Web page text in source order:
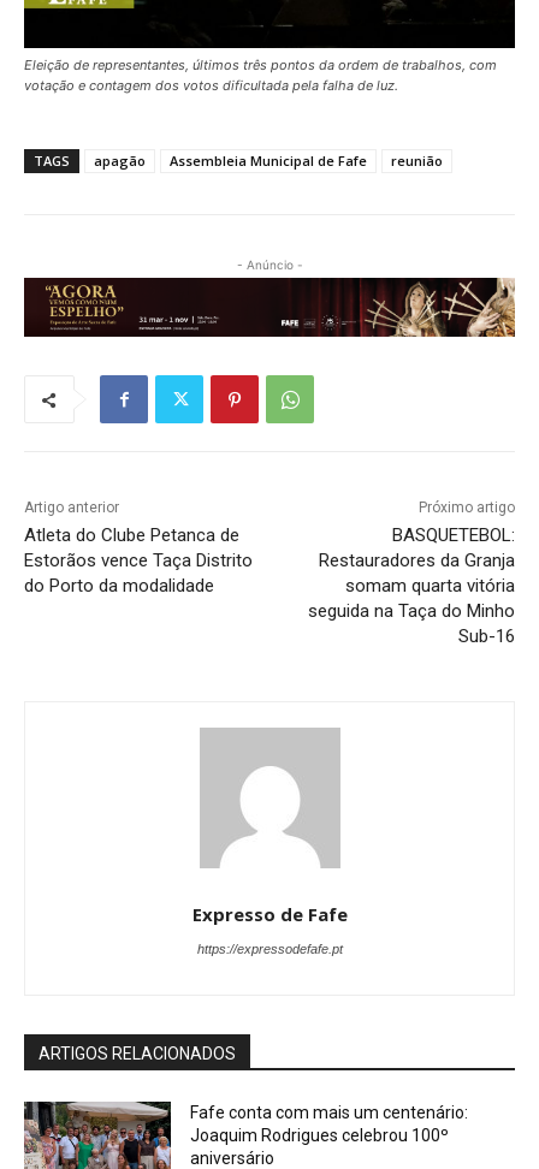
Eleição de representantes, últimos três pontos da ordem de trabalhos, com
votação e contagem dos votos dificultada pela falha de luz.
TAGS apagão Assembleia Municipal de Fafe reunião
- Anúncio -
Artigo anterior
Atleta do Clube Petanca de
Estorãos vence Taça Distrito
do Porto da modalidade
Próximo artigo
BASQUETEBOL:
Restauradores da Granja
somam quarta vitória
seguida na Taça do Minho
Sub-16
Expresso de Fafe
https://expressodefafe.pt
ARTIGOS RELACIONADOS
Fafe conta com mais um centenário:
Joaquim Rodrigues celebrou 100º
aniversário